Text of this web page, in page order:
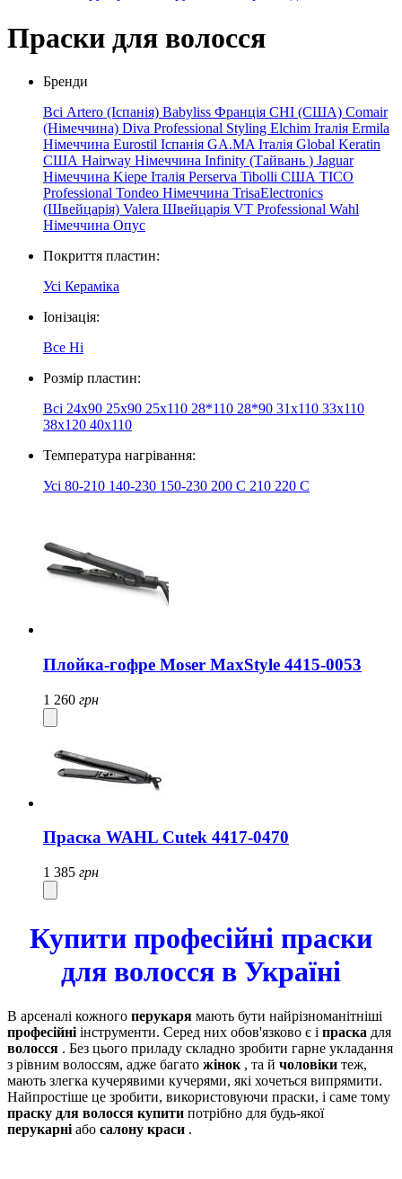
Праски для волосся
Бренди
Всі Artero (Іспанія) Babyliss Франція CHI (США) Comair
(Німеччина) Diva Professional Styling Elchim Італія Ermila
Німеччина Eurostil Іспанія GA.MA Італія Global Keratin
США Hairway Німеччина Infinity (Тайвань ) Jaguar
Німеччина Kiepe Італія Perserva Tibolli США TICO
Professional Tondeo Німеччина TrisaElectronics
(Швейцарія) Valera Швейцарія VT Professional Wahl
Німеччина Опус
Покриття пластин:
Усі Кераміка
Іонізація:
Все Ні
Розмір пластин:
Всі 24x90 25x90 25х110 28*110 28*90 31х110 33х110
38х120 40х110
Температура нагрівання:
Усі 80-210 140-230 150-230 200 C 210 220 С
Плойка-гофре Moser MaxStyle 4415-0053
1 260 грн
Праска WAHL Cutek 4417-0470
1 385 грн
Купити професійні праски
для волосся в Україні
В арсеналі кожного перукаря мають бути найрізноманітніші
професійні інструменти. Серед них обов'язково є і праска для
волосся . Без цього приладу складно зробити гарне укладання
з рівним волоссям, адже багато жінок , та й чоловіки теж,
мають злегка кучерявими кучерями, які хочеться випрямити.
Найпростіше це зробити, використовуючи праски, і саме тому
праску для волосся купити потрібно для будь-якої
перукарні або салону краси .